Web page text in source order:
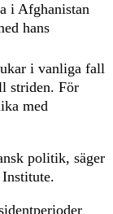
i Afghanistan
hans
i vanliga fall
striden. För
med
politik, säger